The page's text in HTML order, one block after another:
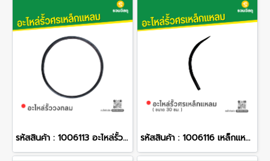
รหัสสินค้า : 1006113 อะไหล่รั้ววงกลม รหัสสินค้า : 1006116 เหล็กแหลมตัวโค้ง (30 ซม.)